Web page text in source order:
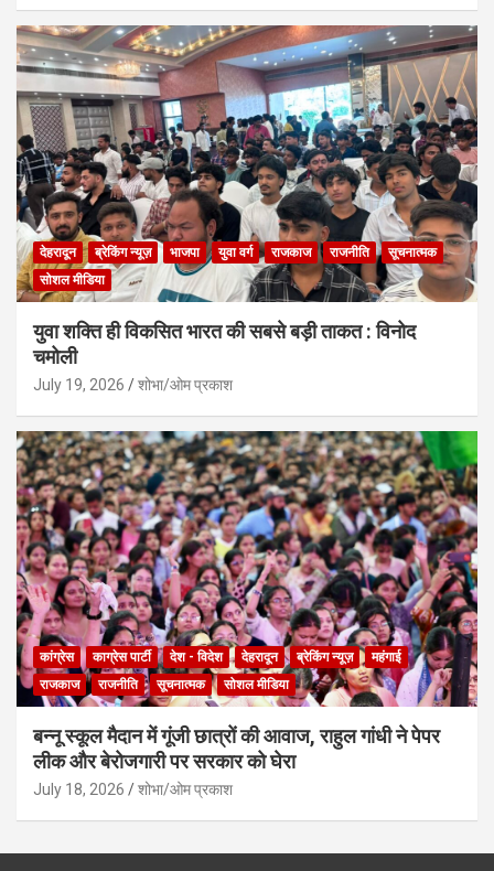
देहरादून ब्रेकिंग न्यूज़ भाजपा युवा वर्ग राजकाज राजनीति
सूचनात्मक
सोशल मीडिया
युवा शक्ति ही विकसित भारत की सबसे बड़ी ताकत : विनोद
चमोली
July 19, 2026 शोभा/ओम प्रकाश
कांग्रेस काग्रेस पार्टी देश - विदेश देहरादून ब्रेकिंग न्यूज़
महंगाई
राजकाज
राजनीति सूचनात्मक सोशल मीडिया
बन्नू स्कूल मैदान में गूंजी छात्रों की आवाज, राहुल गांधी ने पेपर
लीक और बेरोजगारी पर सरकार को घेरा
July 18, 2026 शोभा/ओम प्रकाश